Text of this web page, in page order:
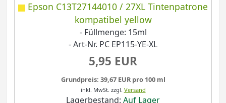
Epson C13T27144010 / 27XL Tintenpatrone
kompatibel yellow
- Füllmenge: 15ml
- Art-Nr. PC EP115-YE-XL
5,95 EUR
Grundpreis: 39,67 EUR pro 100 ml
inkl. MwSt. zzgl. Versand
Lagerbestand: Auf Lager